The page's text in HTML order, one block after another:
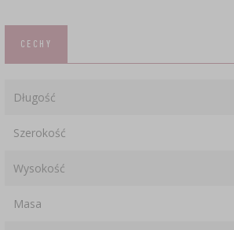
CECHY
Długość
Szerokość
Wysokość
Masa